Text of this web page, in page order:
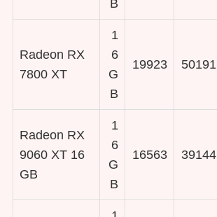
B
Radeon RX
7800 XT
1
6
G
B
19923 50191
Radeon RX
9060 XT 16
GB
1
6
G
B
16563 39144